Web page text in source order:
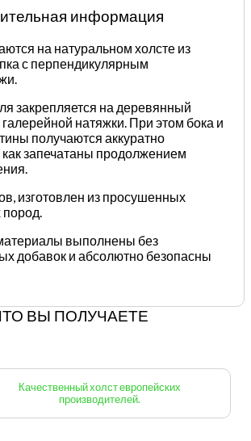
информация
на натуральном холсте из
с перпендикулярным
закрепляется на деревянный
натяжки. При этом бока и
получаются аккуратно
запечатаны продолжением
изготовлен из просушенных
выполнены без
добавок и абсолютно безопасны
ВЫ ПОЛУЧАЕТЕ
Качественный холст европейских
производителей.